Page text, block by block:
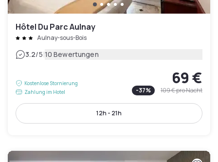
Hôtel Du Parc Aulnay
Aulnay-sous-Bois
3.2/5|10 Bewertungen
Kostenlose Stornierung
Zahlung im Hotel
69 €
-37% 109 €pro Nacht
12h - 21h